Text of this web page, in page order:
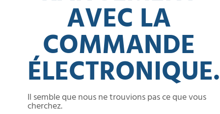
AVEC LA
COMMANDE
ÉLECTRONIQUE.
Il semble que nous ne trouvions pas ce que vous
cherchez.